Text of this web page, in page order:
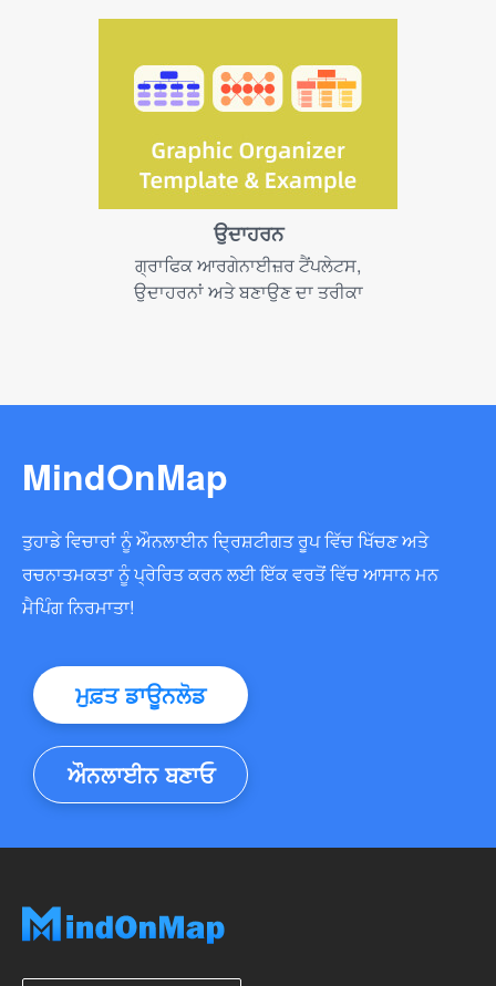
ਉਦਾਹਰਨ
ਗ੍ਰਾਫਿਕ ਆਰਗੇਨਾਈਜ਼ਰ ਟੈਂਪਲੇਟਸ,
ਉਦਾਹਰਨਾਂ ਅਤੇ ਬਣਾਉਣ ਦਾ ਤਰੀਕਾ
MindOnMap
ਤੁਹਾਡੇ ਵਿਚਾਰਾਂ ਨੂੰ ਔਨਲਾਈਨ ਦ੍ਰਿਸ਼ਟੀਗਤ ਰੂਪ ਵਿੱਚ ਖਿੱਚਣ ਅਤੇ
ਰਚਨਾਤਮਕਤਾ ਨੂੰ ਪ੍ਰੇਰਿਤ ਕਰਨ ਲਈ ਇੱਕ ਵਰਤੋਂ ਵਿੱਚ ਆਸਾਨ ਮਨ
ਮੈਪਿੰਗ ਨਿਰਮਾਤਾ!
ਮੁਫ਼ਤ ਡਾਊਨਲੋਡ
ਔਨਲਾਈਨ ਬਣਾਓ